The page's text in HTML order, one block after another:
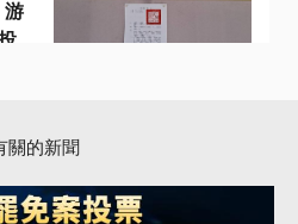
游
關的新聞